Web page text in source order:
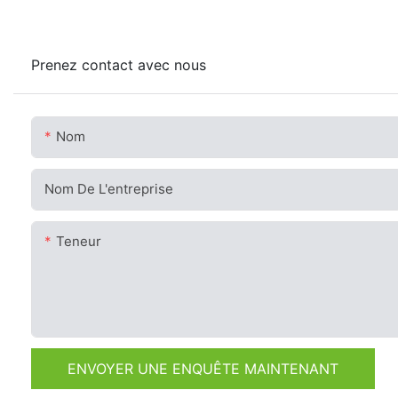
Prenez contact avec nous
Nom
Nom De L'entreprise
Teneur
ENVOYER UNE ENQUÊTE MAINTENANT